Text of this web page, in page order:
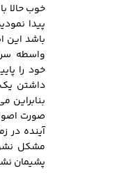
خوب حالا
پیدا
باشد این
واسطه
خود را
داشتن
بنابراین
صورت
آینده در
مشکل
پشیمان